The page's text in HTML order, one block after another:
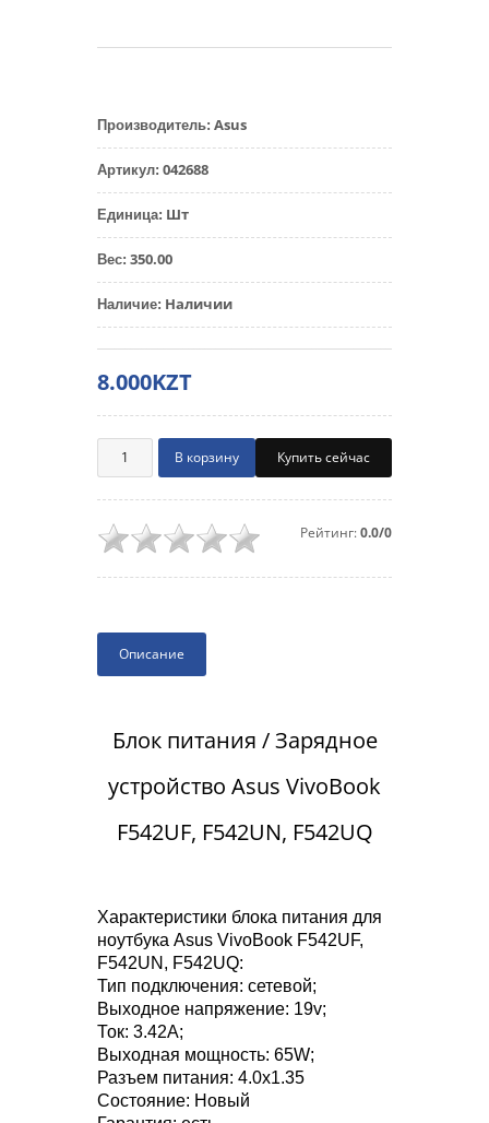
Производитель: Asus
Артикул: 042688
Единица: Шт
Вес: 350.00
Наличие: Наличии
8.000KZT
Купить сейчас
Рейтинг:0.0/0
Описание
Блок питания / Зарядное
устройство Asus VivoBook
F542UF, F542UN, F542UQ
Характеристики блока питания для
ноутбука Asus VivoBook F542UF,
F542UN, F542UQ:
Тип подключения: сетевой;
Выходное напряжение: 19v;
Ток: 3.42A;
Выходная мощность: 65W;
Разъем питания: 4.0x1.35
Состояние: Новый